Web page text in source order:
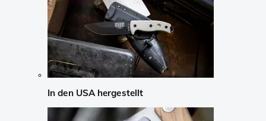
In den USA hergestellt